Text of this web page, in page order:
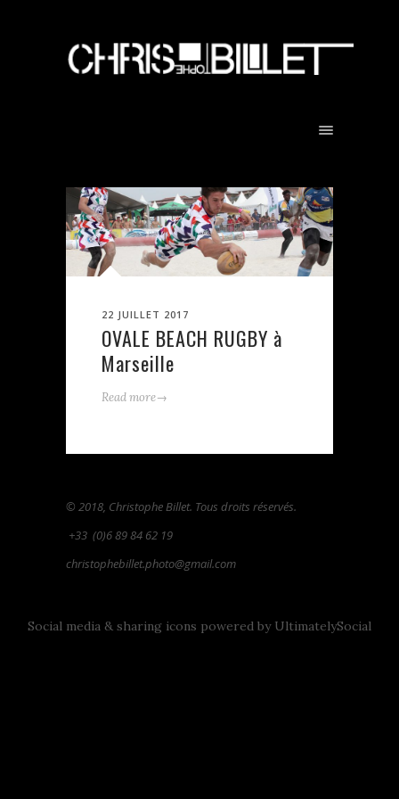
22 JUILLET 2017
OVALE BEACH RUGBY à
Marseille
Read more→
© 2018, Christophe Billet. Tous droits réservés.
+33 (0)6 89 84 62 19
christophebillet.photo@gmail.com
Social media & sharing icons powered by UltimatelySocial